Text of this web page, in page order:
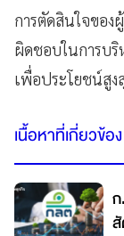
การตัดสินใจขอ
ผิดชอบในการบริ
เพื่อประโยชน์สู
เนื้อหาที่เกี่ยวข้อง